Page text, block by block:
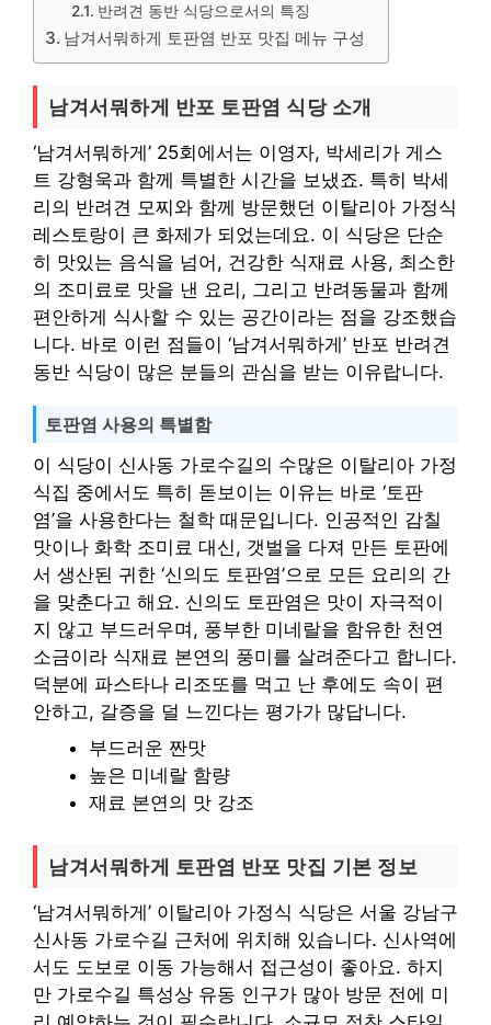
반려견 동반 식당으로서의 특징
남겨서뭐하게 토판염 반포 맛집 메뉴 구성
남겨서뭐하게 반포 토판염 식당 소개
‘남겨서뭐하게’ 25회에서는 이영자, 박세리가 게스
트 강형욱과 함께 특별한 시간을 보냈죠. 특히 박세
리의 반려견 모찌와 함께 방문했던 이탈리아 가정식
레스토랑이 큰 화제가 되었는데요. 이 식당은 단순
히 맛있는 음식을 넘어, 건강한 식재료 사용, 최소한
의 조미료로 맛을 낸 요리, 그리고 반려동물과 함께
편안하게 식사할 수 있는 공간이라는 점을 강조했습
니다. 바로 이런 점들이 ‘남겨서뭐하게’ 반포 반려견
동반 식당이 많은 분들의 관심을 받는 이유랍니다.
토판염 사용의 특별함
이 식당이 신사동 가로수길의 수많은 이탈리아 가정
식집 중에서도 특히 돋보이는 이유는 바로 ‘토판
염’을 사용한다는 철학 때문입니다. 인공적인 감칠
맛이나 화학 조미료 대신, 갯벌을 다져 만든 토판에
서 생산된 귀한 ‘신의도 토판염’으로 모든 요리의 간
을 맞춘다고 해요. 신의도 토판염은 맛이 자극적이
지 않고 부드러우며, 풍부한 미네랄을 함유한 천연
소금이라 식재료 본연의 풍미를 살려준다고 합니다.
덕분에 파스타나 리조또를 먹고 난 후에도 속이 편
안하고, 갈증을 덜 느낀다는 평가가 많답니다.
부드러운 짠맛
높은 미네랄 함량
재료 본연의 맛 강조
남겨서뭐하게 토판염 반포 맛집 기본 정보
‘남겨서뭐하게’ 이탈리아 가정식 식당은 서울 강남구
신사동 가로수길 근처에 위치해 있습니다. 신사역에
서도 도보로 이동 가능해서 접근성이 좋아요. 하지
만 가로수길 특성상 유동 인구가 많아 방문 전에 미